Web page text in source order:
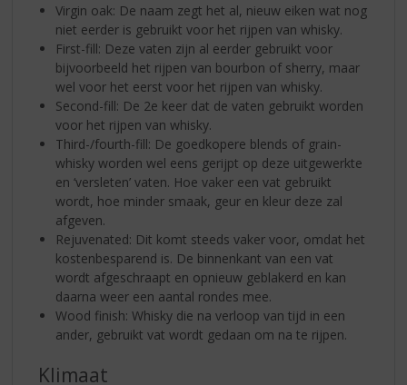
Virgin oak: De naam zegt het al, nieuw eiken wat nog
niet eerder is gebruikt voor het rijpen van whisky.
First-fill: Deze vaten zijn al eerder gebruikt voor
bijvoorbeeld het rijpen van bourbon of sherry, maar
wel voor het eerst voor het rijpen van whisky.
Second-fill: De 2e keer dat de vaten gebruikt worden
voor het rijpen van whisky.
Third-/fourth-fill: De goedkopere blends of grain-
whisky worden wel eens gerijpt op deze uitgewerkte
en ‘versleten’ vaten. Hoe vaker een vat gebruikt
wordt, hoe minder smaak, geur en kleur deze zal
afgeven.
Rejuvenated: Dit komt steeds vaker voor, omdat het
kostenbesparend is. De binnenkant van een vat
wordt afgeschraapt en opnieuw geblakerd en kan
daarna weer een aantal rondes mee.
Wood finish: Whisky die na verloop van tijd in een
ander, gebruikt vat wordt gedaan om na te rijpen.
Klimaat